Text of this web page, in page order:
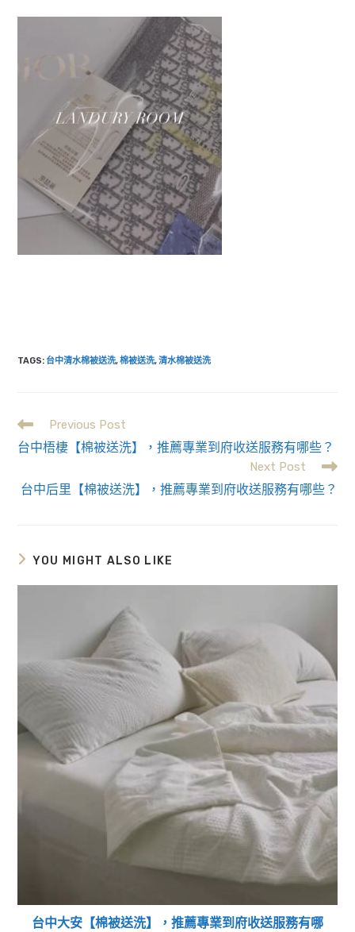
TAGS: 台中清水棉被送洗,棉被送洗,清水棉被送洗
Read
articles
Previous Post
台中梧棲【棉被送洗】，推薦專業到府收送服務有哪些？
Next Post
台中后里【棉被送洗】，推薦專業到府收送服務有哪些？
YOU MIGHT ALSO LIKE
台中大安【棉被送洗】，推薦專業到府收送服務有哪